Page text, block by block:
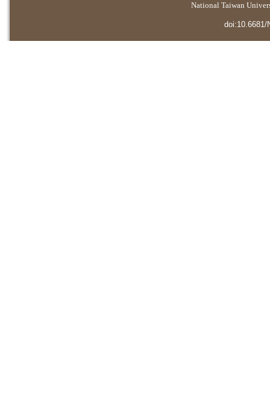
National Taiwan
doi:10.6681/